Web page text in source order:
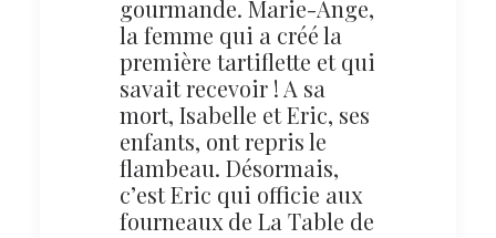
gourmande. Marie-Ange,
la femme qui a créé la
première tartiflette et qui
savait recevoir ! A sa
mort, Isabelle et Eric, ses
enfants, ont repris le
flambeau. Désormais,
c’est Eric qui officie aux
fourneaux de La Table de